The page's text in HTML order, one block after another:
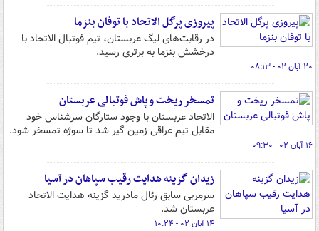
پیروزی پرگل الاتحاد با توفان بنزما
در رقابت‌های لیگ عربستان، تیم فوتبال الاتحاد با
درخشش بنزما به برتری رسید.
۲۰ آبان ۰۲ - ۰۸:۱۳
تمسخر ریخت و پاش فوتبالی عربستان
الاتحاد عربستان با وجود ستارگان سرشناس خود
مقابل تیم عراقی زمین گیر شد تا سوژه تمسخر شود.
۱۶ آبان ۰۲ - ۰۹:۳۰
زیدان گزینه هدایت رقیب سپاهان در آسیا
سرمربی سابق رئال مادرید گزینه هدایت الاتحاد
عربستان شد.
۱۴ آبان ۰۲ - ۱۰:۲۴